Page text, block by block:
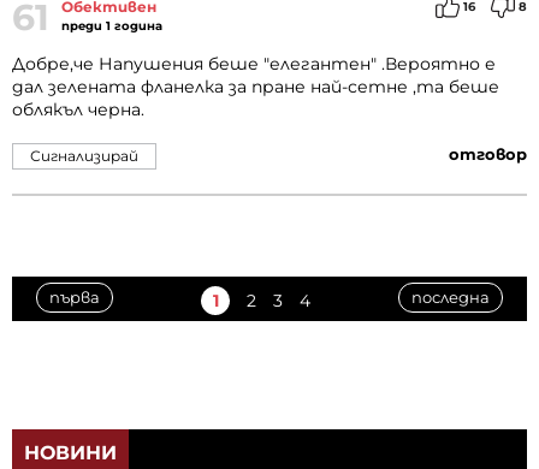
61 Обективен
преди 1 година
16 8
Добре,че Напушения беше "елегантен" .Вероятно е
дал зелената фланелка за пране най-сетне ,та беше
облякъл черна.
отговор
Сигнализирай
първа 1 2 3 4 последна
НОВИНИ